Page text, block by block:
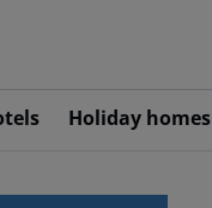
Holiday homes